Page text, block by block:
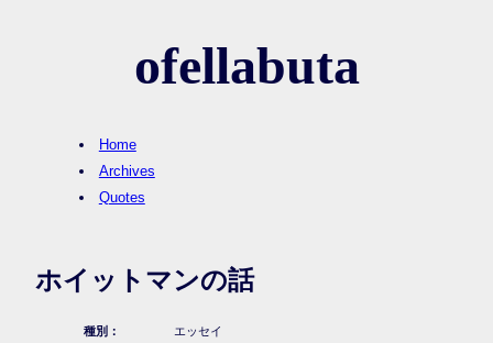
ofellabuta
Home
Archives
Quotes
ホイットマンの話
種別： エッセイ